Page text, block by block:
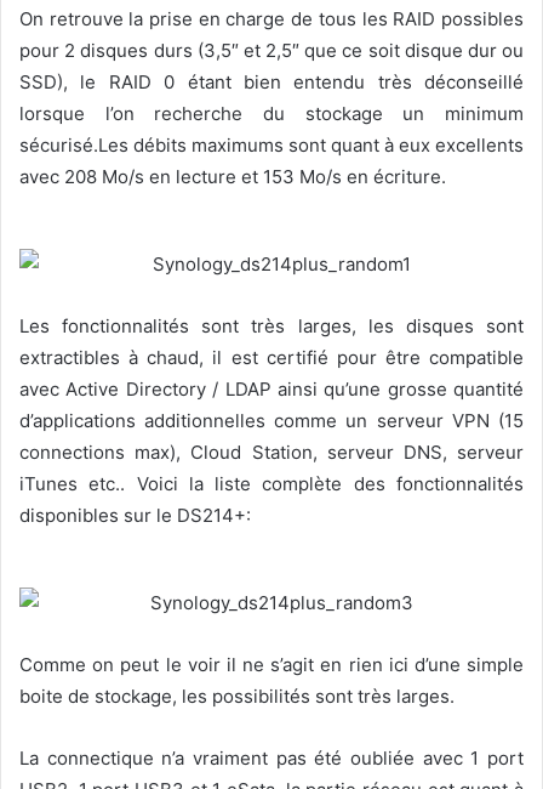
On retrouve la prise en charge de tous les RAID possibles
pour 2 disques durs (3,5″ et 2,5″ que ce soit disque dur ou
SSD), le RAID 0 étant bien entendu très déconseillé
lorsque l’on recherche du stockage un minimum
sécurisé.Les débits maximums sont quant à eux excellents
avec 208 Mo/s en lecture et 153 Mo/s en écriture.
Les fonctionnalités sont très larges, les disques sont
extractibles à chaud, il est certifié pour être compatible
avec Active Directory / LDAP ainsi qu’une grosse quantité
d’applications additionnelles comme un serveur VPN (15
connections max), Cloud Station, serveur DNS, serveur
iTunes etc.. Voici la liste complète des fonctionnalités
disponibles sur le DS214+:
Comme on peut le voir il ne s’agit en rien ici d’une simple
boite de stockage, les possibilités sont très larges.
La connectique n’a vraiment pas été oubliée avec 1 port